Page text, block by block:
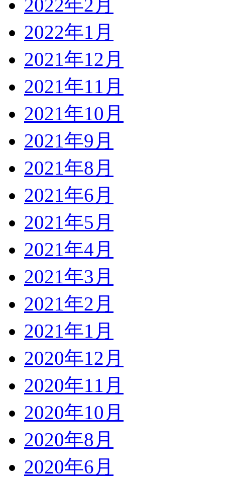
2022年2月
2022年1月
2021年12月
2021年11月
2021年10月
2021年9月
2021年8月
2021年6月
2021年5月
2021年4月
2021年3月
2021年2月
2021年1月
2020年12月
2020年11月
2020年10月
2020年8月
2020年6月